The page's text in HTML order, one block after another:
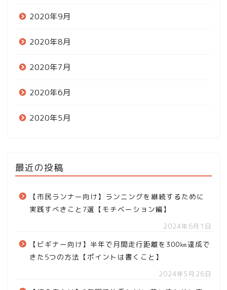
2020年9月
2020年8月
2020年7月
2020年6月
2020年5月
最近の投稿
【市民ランナー向け】ランニングを継続するために
実践すべきこと7選【モチベーション編】
2024年6月1日
【ビギナー向け】半年で月間走行距離を300㎞達成で
きた5つの方法【ポイントは書くこと】
2024年5月26日